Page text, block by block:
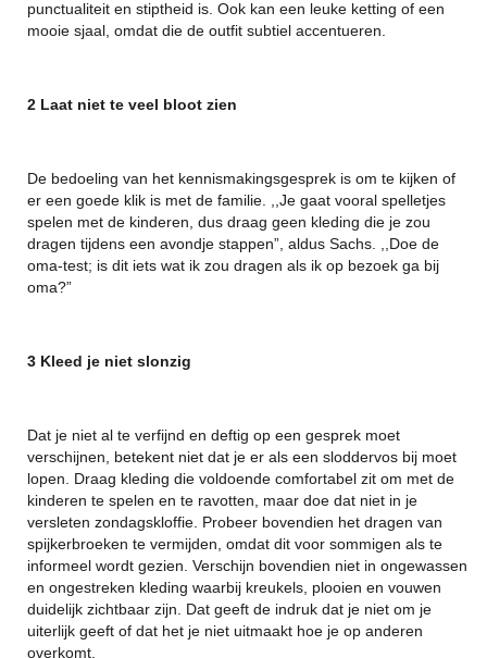
punctualiteit en stiptheid is. Ook kan een leuke ketting of een
mooie sjaal, omdat die de outfit subtiel accentueren.
2 Laat niet te veel bloot zien
De bedoeling van het kennismakingsgesprek is om te kijken of
er een goede klik is met de familie. ,,Je gaat vooral spelletjes
spelen met de kinderen, dus draag geen kleding die je zou
dragen tijdens een avondje stappen”, aldus Sachs. ,,Doe de
oma-test; is dit iets wat ik zou dragen als ik op bezoek ga bij
oma?”
3 Kleed je niet slonzig
Dat je niet al te verfijnd en deftig op een gesprek moet
verschijnen, betekent niet dat je er als een sloddervos bij moet
lopen. Draag kleding die voldoende comfortabel zit om met de
kinderen te spelen en te ravotten, maar doe dat niet in je
versleten zondagskloffie. Probeer bovendien het dragen van
spijkerbroeken te vermijden, omdat dit voor sommigen als te
informeel wordt gezien. Verschijn bovendien niet in ongewassen
en ongestreken kleding waarbij kreukels, plooien en vouwen
duidelijk zichtbaar zijn. Dat geeft de indruk dat je niet om je
uiterlijk geeft of dat het je niet uitmaakt hoe je op anderen
overkomt.